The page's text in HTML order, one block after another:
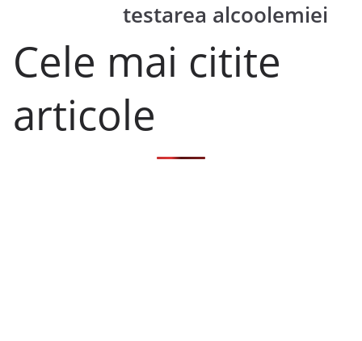
testarea alcoolemiei
Cele mai citite
articole